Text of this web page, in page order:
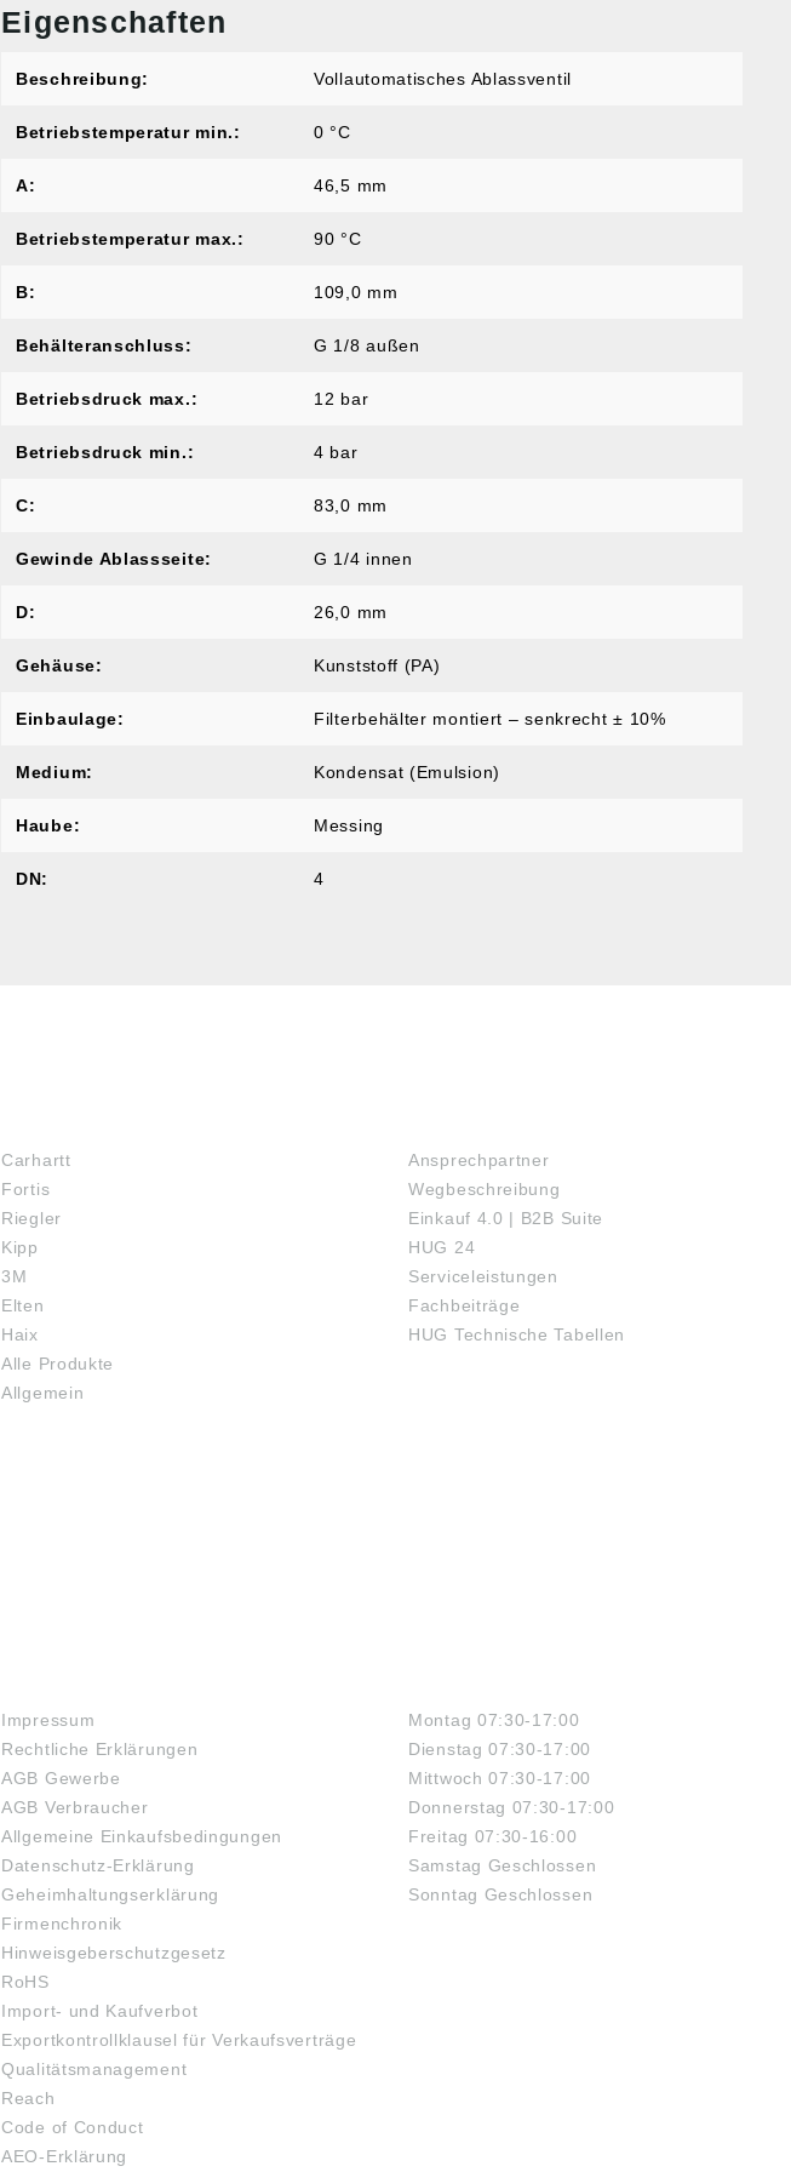
Eigenschaften
Beschreibung: Vollautomatisches Ablassventil
Betriebstemperatur min.: 0 °C
A: 46,5 mm
Betriebstemperatur max.: 90 °C
B: 109,0 mm
Behälteranschluss: G 1/8 außen
Betriebsdruck max.: 12 bar
Betriebsdruck min.: 4 bar
C: 83,0 mm
Gewinde Ablassseite: G 1/4 innen
D: 26,0 mm
Gehäuse: Kunststoff (PA)
Einbaulage: Filterbehälter montiert – senkrecht ± 10%
Medium: Kondensat (Emulsion)
Haube: Messing
DN: 4
Carhartt
Fortis
Riegler
Kipp
3M
Elten
Haix
Alle Produkte
Allgemein
Ansprechpartner
Wegbeschreibung
Einkauf 4.0 | B2B Suite
HUG 24
Serviceleistungen
Fachbeiträge
HUG Technische Tabellen
Impressum
Rechtliche Erklärungen
AGB Gewerbe
AGB Verbraucher
Allgemeine Einkaufsbedingungen
Datenschutz-Erklärung
Geheimhaltungserklärung
Firmenchronik
Hinweisgeberschutzgesetz
RoHS
Import- und Kaufverbot
Exportkontrollklausel für Verkaufsverträge
Qualitätsmanagement
Reach
Code of Conduct
AEO-Erklärung
Montag 07:30-17:00
Dienstag 07:30-17:00
Mittwoch 07:30-17:00
Donnerstag 07:30-17:00
Freitag 07:30-16:00
Samstag Geschlossen
Sonntag Geschlossen